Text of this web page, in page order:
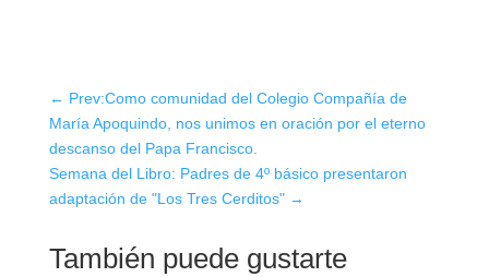
← Prev:Como comunidad del Colegio Compañía de
María Apoquindo, nos unimos en oración por el eterno
descanso del Papa Francisco.
Semana del Libro: Padres de 4º básico presentaron
adaptación de "Los Tres Cerditos"→
También puede gustarte